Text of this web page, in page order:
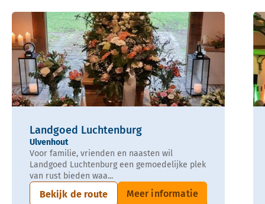
Landgoed Luchtenburg
Ulvenhout
Voor familie, vrienden en naasten wil
Landgoed Luchtenburg een gemoedelijke plek
van rust bieden waa...
Bekijk de route Meer informatie